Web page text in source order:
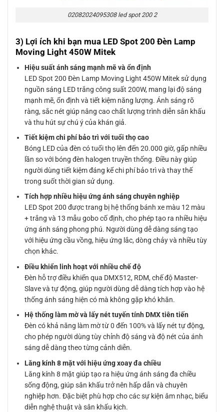
02082024095308 led spot 200 2
3) Lợi ích khi bạn mua LED Spot 200 Đèn Lamp
Moving Light 450W Mitek
Hiệu suất ánh sáng mạnh mẽ và ổn định
LED Spot 200 Đèn Lamp Moving Light 450W Mitek sử dụng
nguồn sáng LED trắng công suất 200W, mang lại độ sáng
mạnh mẽ, ổn định và tiết kiệm năng lượng. Ánh sáng rõ
ràng, sắc nét giúp nâng cao chất lượng trình diễn sân khấu
và thu hút sự chú ý của khán giả.
Tiết kiệm chi phí bảo trì với tuổi thọ cao
Bóng LED của đèn có tuổi thọ lên đến 20.000 giờ, gấp nhiều
lần so với bóng đèn halogen truyền thống. Điều này giúp
người dùng tiết kiệm đáng kể chi phí bảo trì và thay thế
trong suốt thời gian sử dụng.
Tích hợp nhiều hiệu ứng ánh sáng chuyên nghiệp
LED Spot 200 được trang bị hệ thống bánh xe màu 12 màu
+ trắng và 13 mẫu gobo cố định, cho phép tạo ra nhiều hiệu
ứng ánh sáng phong phú. Người dùng dễ dàng sáng tạo
với hiệu ứng cầu vồng, hiệu ứng lắc, dòng chảy và nhiều tùy
chọn khác.
Điều khiển linh hoạt với nhiều chế độ
Đèn hỗ trợ điều khiển qua DMX512, RDM, chế độ Master-
Slave và tự động, giúp người dùng dễ dàng tích hợp vào hệ
thống ánh sáng hiện có mà không gặp khó khăn.
Hệ thống làm mờ và lấy nét tuyến tính DMX tiên tiến
Đèn có khả năng làm mờ từ 0 đến 100% và lấy nét tự động,
cho phép người dùng tùy chỉnh độ sáng và độ nét của ánh
sáng dễ dàng theo từng cảnh diễn.
Lăng kính 8 mặt với hiệu ứng xoay đa chiều
Lăng kính 8 mặt giúp tạo ra hiệu ứng ánh sáng đa chiều
sống động, giúp sân khấu trở nên hấp dẫn và chuyên
nghiệp hơn. Đặc biệt phù hợp cho các sự kiện âm nhạc, biểu
diễn nghệ thuật và sân khấu kịch.